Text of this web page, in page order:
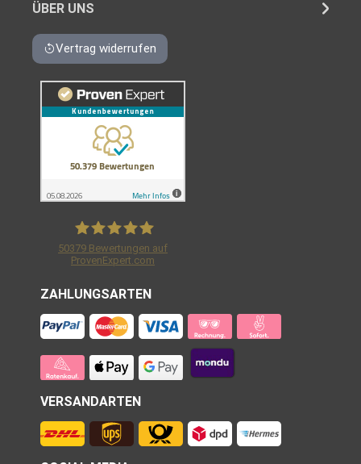
ÜBER UNS
Vertrag widerrufen
50379 Bewertungen auf
ProvenExpert.com
ZAHLUNGSARTEN
VERSANDARTEN